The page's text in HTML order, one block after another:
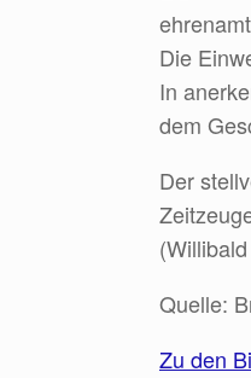
Die
In
dem
Der
Quelle:
Zu den